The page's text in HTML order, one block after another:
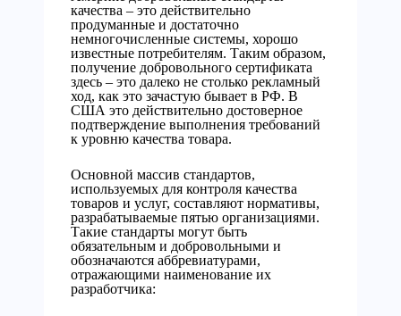
качества – это действительно
продуманные и достаточно
немногочисленные системы, хорошо
известные потребителям. Таким образом,
получение добровольного сертификата
здесь – это далеко не столько рекламный
ход, как это зачастую бывает в РФ. В
США это действительно достоверное
подтверждение выполнения требований
к уровню качества товара.
Основной массив стандартов,
используемых для контроля качества
товаров и услуг, составляют нормативы,
разрабатываемые пятью организациями.
Такие стандарты могут быть
обязательным и добровольными и
обозначаются аббревиатурами,
отражающими наименование их
разработчика: